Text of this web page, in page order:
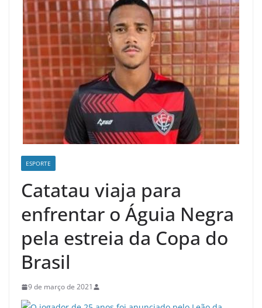
ESPORTE
Catatau viaja para
enfrentar o Águia Negra
pela estreia da Copa do
Brasil
9 de março de 2021